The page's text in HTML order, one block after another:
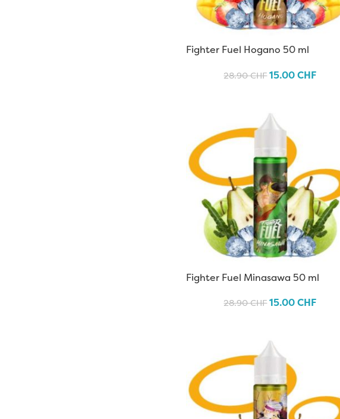
Fighter Fuel Hogano 50 ml
28.90CHF 15.00CHF
Fighter Fuel Minasawa 50 ml
28.90CHF 15.00CHF